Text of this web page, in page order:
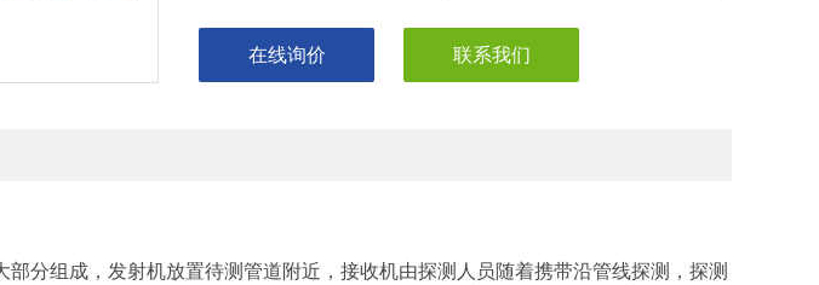
在线询价 联系我们
部分组成，发射机放置待测管道附近，接收机由探测人员随着携带沿管线探测，探测